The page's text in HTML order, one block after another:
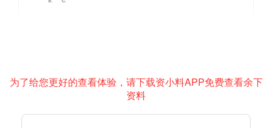
为了给您更好的查看体验，请下载资小料APP免费查看余下
资料